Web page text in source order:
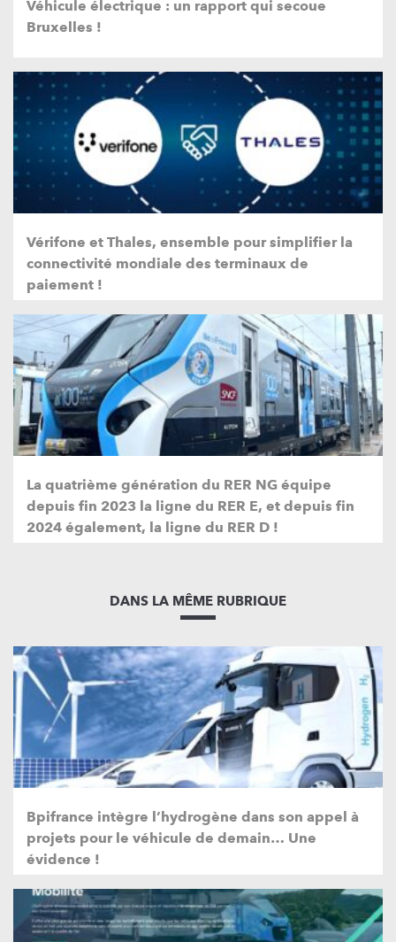
Véhicule électrique : un rapport qui secoue
Bruxelles !
Vérifone et Thales, ensemble pour simplifier la
connectivité mondiale des terminaux de
paiement !
La quatrième génération du RER NG équipe
depuis fin 2023 la ligne du RER E, et depuis fin
2024 également, la ligne du RER D !
DANS LA MÊME RUBRIQUE
Bpifrance intègre l’hydrogène dans son appel à
projets pour le véhicule de demain… Une
évidence !